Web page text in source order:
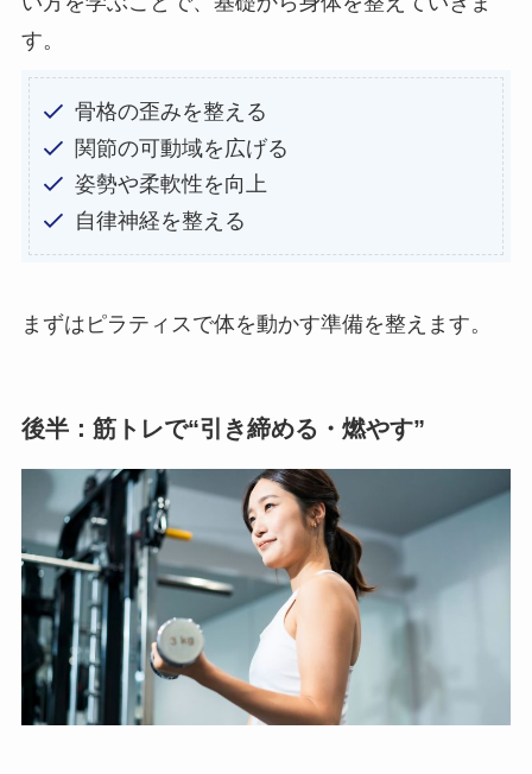
す。
骨格の歪みを整える
関節の可動域を広げる
姿勢や柔軟性を向上
自律神経を整える
まずはピラティスで体を動かす準備を整えます。
後半：筋トレで“引き締める・燃やす”